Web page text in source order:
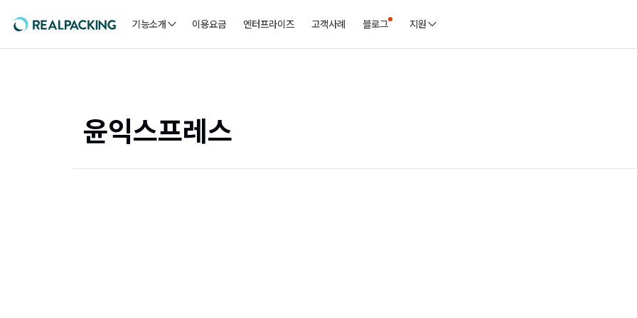
기능소개 이용요금 엔터프라이즈 고객사례 블로그 지원
윤익스프레스